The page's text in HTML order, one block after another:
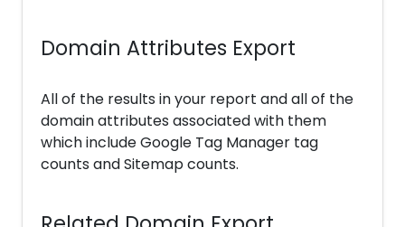
Domain Attributes Export
All of the results in your report and all of the
domain attributes associated with them
which include Google Tag Manager tag
counts and Sitemap counts.